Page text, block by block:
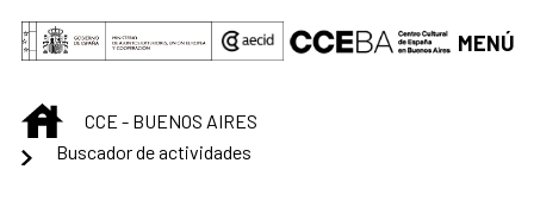
Saltar al contenido principal
MENÚ
INICIOCCE - BUENOS AIRES
Buscador de actividades